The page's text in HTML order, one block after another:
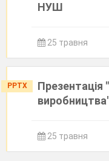
НУШ
25 травня
PPTX
Презентація
25 травня